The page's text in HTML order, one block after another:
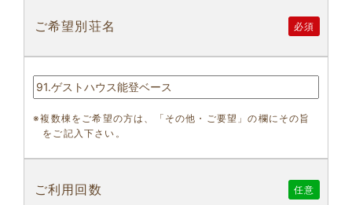
ご希望別荘名 必須
※複数棟をご希望の方は、「その他・ご要望」の欄にその旨
をご記入下さい。
ご利用回数 任意